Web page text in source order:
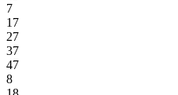
7
17
27
37
47
8